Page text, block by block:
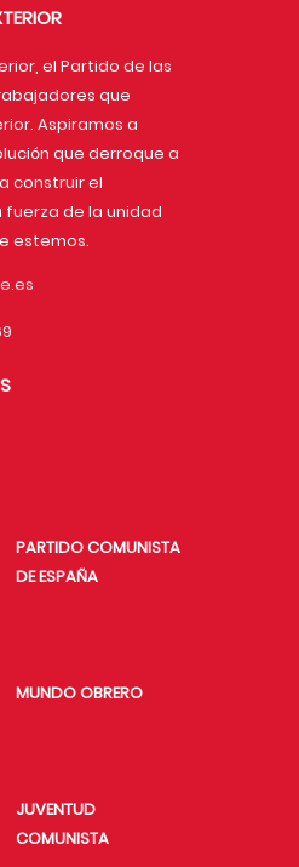
el Partido de las
que
Aspiramos a
que derroque a
construir el
fuerza de la unidad
estemos.
PARTIDO COMUNISTA
DE ESPAÑA
MUNDO OBRERO
JUVENTUD
COMUNISTA